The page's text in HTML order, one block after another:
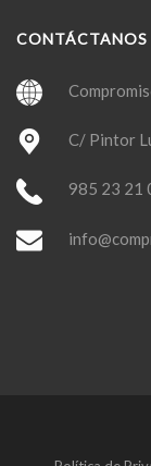
CONTÁCTANOS
C/ Pintor
985 23 21